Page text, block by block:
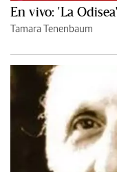
En vivo: 'La
Tamara Tenenbaum